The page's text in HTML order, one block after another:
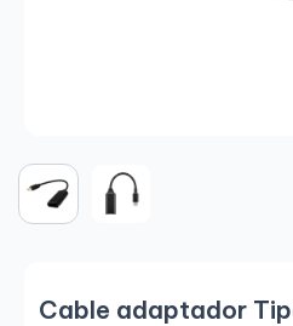
Cable adaptador